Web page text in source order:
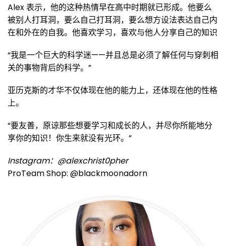
Alex 表示，他的这种热情早在高中时期就已形成。他要么
被别人打耳洞，要么自己打耳洞，要么想方设法表达自己内
在和外在的自我。他喜欢学习，喜欢与他人分享自己的知识
“我是一个巨大的科学迷——并且总是必须了解任何与穿刺相
关的事物背后的科学。”
亚历克斯的才华不仅体现在他的能力上，还体现在他的性格
上。
“要友善，原谅那些想要学习和成长的人，并尽你所能地分
享你的知识！你生来就没有光环。”
Instagram：@alexchrist0pher
ProTeam Shop: @blackmoonadorn